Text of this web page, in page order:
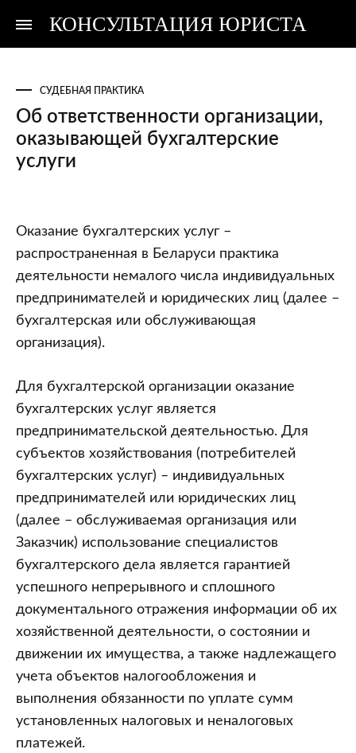
КОНСУЛЬТАЦИЯ ЮРИСТА
Консультация
Консультация
СУДЕБНАЯ ПРАКТИКА
Об ответственности организации,
оказывающей бухгалтерские
услуги
Об
ответственности
организации,
оказывающей
бухгалтерские
услуги
Оказание бухгалтерских услуг –
распространенная в Беларуси практика
деятельности немалого числа индивидуальных
предпринимателей и юридических лиц (далее –
бухгалтерская или обслуживающая
организация).
Для бухгалтерской организации оказание
бухгалтерских услуг является
предпринимательской деятельностью. Для
субъектов хозяйствования (потребителей
бухгалтерских услуг) – индивидуальных
предпринимателей или юридических лиц
(далее – обслуживаемая организация или
Заказчик) использование специалистов
бухгалтерского дела является гарантией
успешного непрерывного и сплошного
документального отражения информации об их
хозяйственной деятельности, о состоянии и
движении их имущества, а также надлежащего
учета объектов налогообложения и
выполнения обязанности по уплате сумм
установленных налоговых и неналоговых
платежей.